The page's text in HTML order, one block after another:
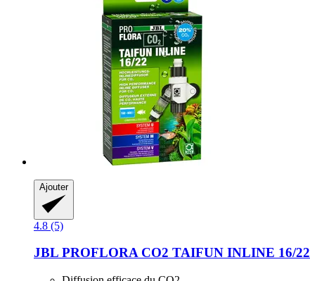
Ajouter
4.8 (5)
JBL PROFLORA CO2 TAIFUN INLINE 16/22